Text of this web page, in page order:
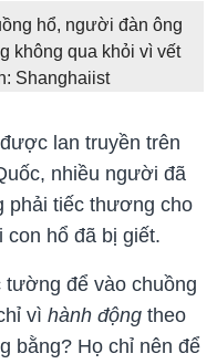
hổ, người đàn ông
không qua khỏi vì vết
Shanghaiist
lan truyền trên
nhiều người đã
phải tiếc thương cho
con hổ đã bị giết.
tường để vào chuồng
vì hành động theo
bằng? Họ chỉ nên để